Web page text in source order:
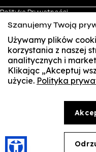
Polityka Prywatności
RODO
Identyfikacja wizualna
Biznes
Wynajem sal
Targi pracy
Treści zawarte na stronie
części: kopiowania, reprodukowania,
wyświetlania, utrwalania oraz
powyższe nie dotyczą dozwolonego
Szanujemy Twoją
Używamy plików
korzystania z naszej
analitycznych i
Klikając „Akceptuj
użycie. Polityka